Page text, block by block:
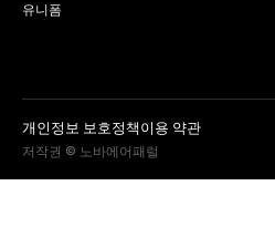
유니폼
저작권 © 노바에어패럴
개인정보 보호정책이용 약관